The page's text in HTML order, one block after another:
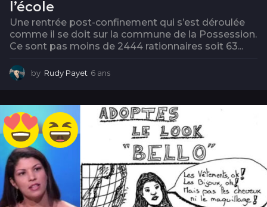
l’école
Une rentrée post-confinement qui s’est déroulée
comme il se doit sur la commune de la Possession.
Ce sont pas moins de 2444 rationnaires soit 63...
by Rudy Payet 6 ans
s